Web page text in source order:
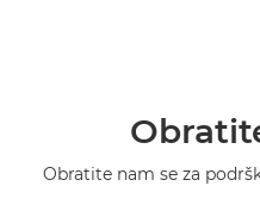
Obratite nam se za